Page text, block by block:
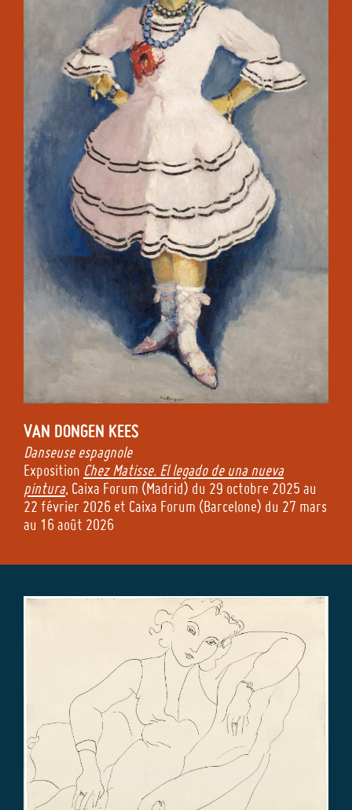
VAN DONGEN KEES
Danseuse espagnole
Exposition Chez Matisse. El legado de una nueva
pintura, Caixa Forum (Madrid) du 29 octobre 2025 au
22 février 2026 et Caixa Forum (Barcelone) du 27 mars
au 16 août 2026